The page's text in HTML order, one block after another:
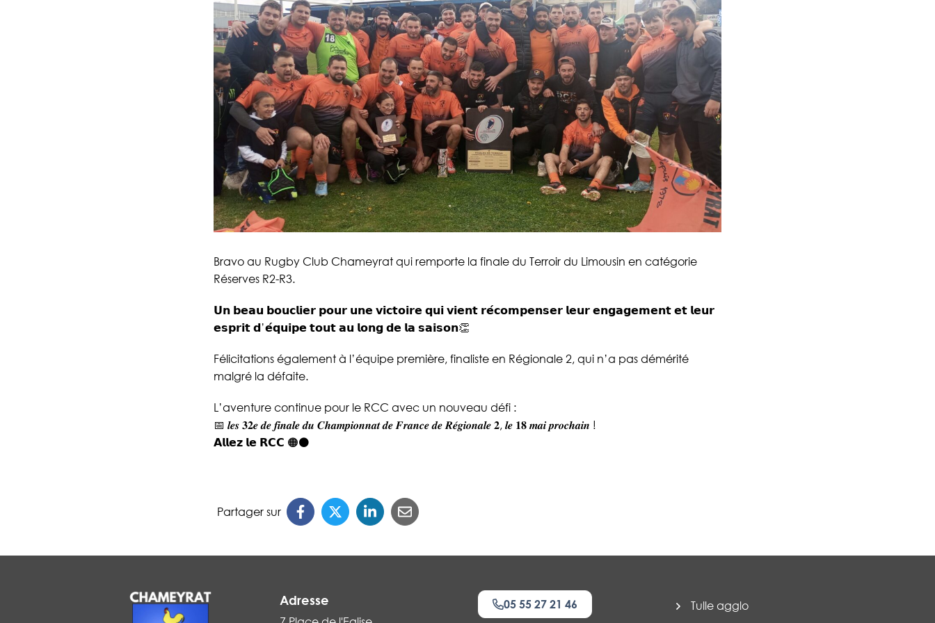
Bravo au Rugby Club Chameyrat qui remporte la finale du Terroir du Limousin en catégorie
Réserves R2-R3.
𝗨𝗻 𝗯𝗲𝗮𝘂 𝗯𝗼𝘂𝗰𝗹𝗶𝗲𝗿 𝗽𝗼𝘂𝗿 𝘂𝗻𝗲 𝘃𝗶𝗰𝘁𝗼𝗶𝗿𝗲 𝗾𝘂𝗶 𝘃𝗶𝗲𝗻𝘁 𝗿𝗲́𝗰𝗼𝗺𝗽𝗲𝗻𝘀𝗲𝗿 𝗹𝗲𝘂𝗿 𝗲𝗻𝗴𝗮𝗴𝗲𝗺𝗲𝗻𝘁 𝗲𝘁 𝗹𝗲𝘂𝗿
𝗲𝘀𝗽𝗿𝗶𝘁 𝗱’𝗲́𝗾𝘂𝗶𝗽𝗲 𝘁𝗼𝘂𝘁 𝗮𝘂 𝗹𝗼𝗻𝗴 𝗱𝗲 𝗹𝗮 𝘀𝗮𝗶𝘀𝗼𝗻👏
Félicitations également à l’équipe première, finaliste en Régionale 2, qui n’a pas démérité
malgré la défaite.
L’aventure continue pour le RCC avec un nouveau défi :
📅 𝒍𝒆𝒔 𝟑𝟐𝒆 𝒅𝒆 𝒇𝒊𝒏𝒂𝒍𝒆 𝒅𝒖 𝑪𝒉𝒂𝒎𝒑𝒊𝒐𝒏𝒏𝒂𝒕 𝒅𝒆 𝑭𝒓𝒂𝒏𝒄𝒆 𝒅𝒆 𝑹𝒆́𝒈𝒊𝒐𝒏𝒂𝒍𝒆 𝟐, 𝒍𝒆 𝟏𝟖 𝒎𝒂𝒊 𝒑𝒓𝒐𝒄𝒉𝒂𝒊𝒏 !
𝗔𝗹𝗹𝗲𝘇 𝗹𝗲 𝗥𝗖𝗖 🟠⚫͏
Partager sur
Adresse 05 55 27 21 46 Tulle agglo